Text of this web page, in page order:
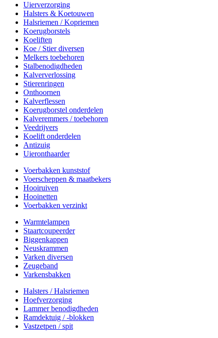
Uierverzorging
Halsters & Koetouwen
Halsriemen / Kopriemen
Koerugborstels
Koeliften
Koe / Stier diversen
Melkers toebehoren
Stalbenodigdheden
Kalververlossing
Stierenringen
Onthoornen
Kalverflessen
Koerugborstel onderdelen
Kalveremmers / toebehoren
Veedrijvers
Koelift onderdelen
Antizuig
Uieronthaarder
Voerbakken kunststof
Voerscheppen & maatbekers
Hooiruiven
Hooinetten
Voerbakken verzinkt
Warmtelampen
Staartcoupeerder
Biggenkappen
Neuskrammen
Varken diversen
Zeugeband
Varkensbakken
Halsters / Halsriemen
Hoefverzorging
Lammer benodigdheden
Ramdektuig / -blokken
Vastzetpen / spit